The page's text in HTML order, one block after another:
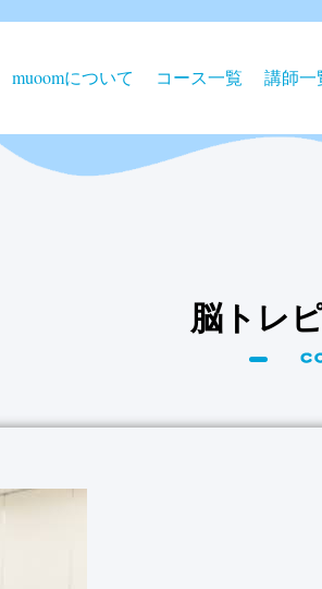
muoomについて コース⼀覧 講師一
脳トレ